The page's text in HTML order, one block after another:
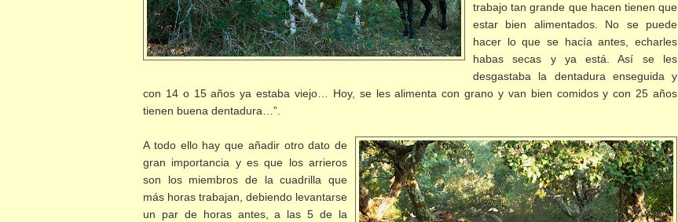
trabajo tan grande que hacen tienen que
estar bien alimentados. No se puede
hacer lo que se hacía antes, echarles
habas secas y ya está. Así se les
desgastaba la dentadura enseguida y
con 14 o 15 años ya estaba viejo… Hoy, se les alimenta con grano y van bien comidos y con 25 años
tienen buena dentadura…”.
A todo ello hay que añadir otro dato de
gran importancia y es que los arrieros
son los miembros de la cuadrilla que
más horas trabajan, debiendo levantarse
un par de horas antes, a las 5 de la